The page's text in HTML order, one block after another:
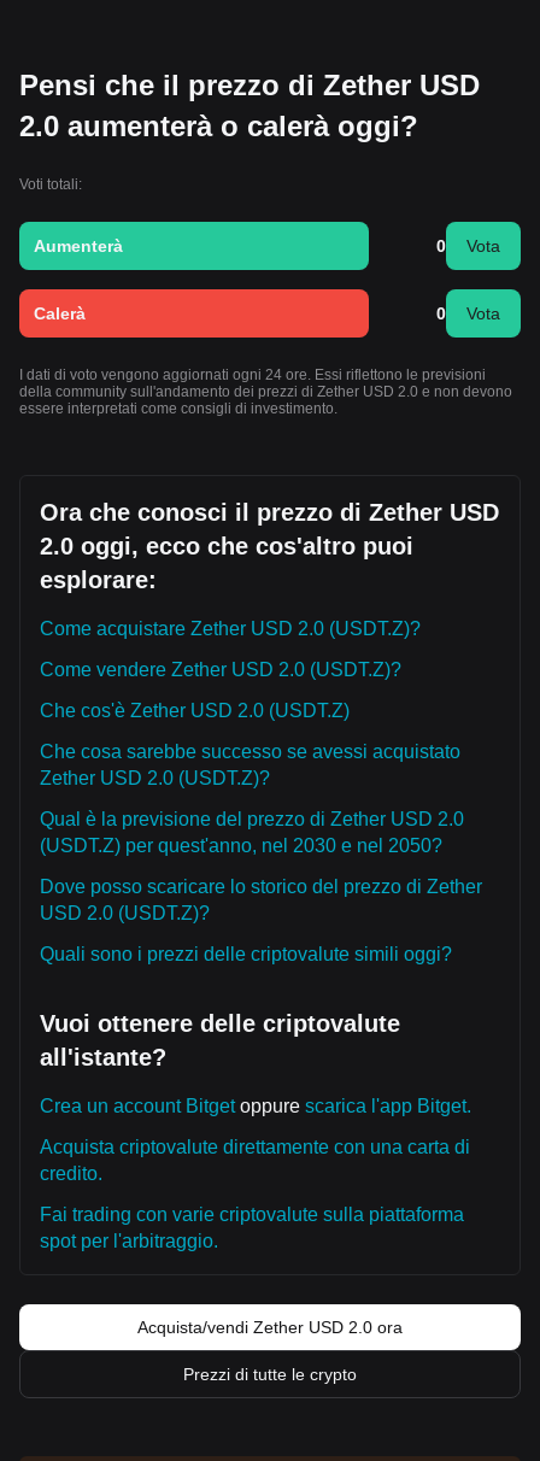
Pensi che il prezzo di Zether USD
2.0 aumenterà o calerà oggi?
Voti totali:
Aumenterà 0 Vota
Calerà 0 Vota
I dati di voto vengono aggiornati ogni 24 ore. Essi riflettono le previsioni
della community sull'andamento dei prezzi di Zether USD 2.0 e non devono
essere interpretati come consigli di investimento.
Ora che conosci il prezzo di Zether USD
2.0 oggi, ecco che cos'altro puoi
esplorare:
Come acquistare Zether USD 2.0 (USDT.Z)?
Come vendere Zether USD 2.0 (USDT.Z)?
Che cos'è Zether USD 2.0 (USDT.Z)
Che cosa sarebbe successo se avessi acquistato
Zether USD 2.0 (USDT.Z)?
Qual è la previsione del prezzo di Zether USD 2.0
(USDT.Z) per quest'anno, nel 2030 e nel 2050?
Dove posso scaricare lo storico del prezzo di Zether
USD 2.0 (USDT.Z)?
Quali sono i prezzi delle criptovalute simili oggi?
Vuoi ottenere delle criptovalute
all'istante?
Crea un account Bitgetoppure scarica l'app Bitget.
Acquista criptovalute direttamente con una carta di
credito.
Fai trading con varie criptovalute sulla piattaforma
spot per l'arbitraggio.
Acquista/vendi Zether USD 2.0 ora
Prezzi di tutte le crypto